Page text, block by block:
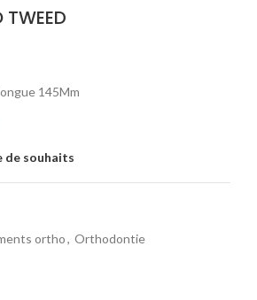
TWEED
145Mm
de souhaits
ortho, Orthodontie